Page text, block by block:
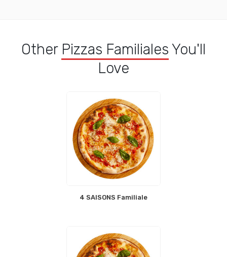
Other Pizzas Familiales You'll
Love
4 SAISONS Familiale